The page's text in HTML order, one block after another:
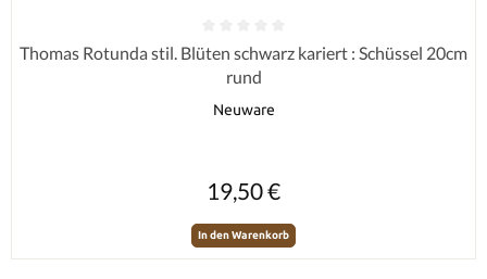
Durchschnittliche Bewertung von 0 von 5 Sternen
Thomas Rotunda stil. Blüten schwarz kariert : Schüssel 20cm
rund
Neuware
19,50 €
In den Warenkorb